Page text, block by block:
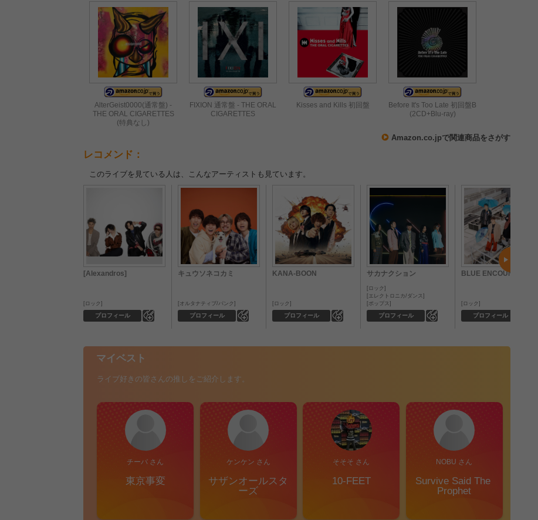
AlterGeist0000(通常盤) -
THE ORAL CIGARETTES
(特典なし)
FIXION 通常盤 - THE ORAL
CIGARETTES
Kisses and Kills 初回盤
Before It's Too Late 初回盤B
(2CD+Blu-ray)
Amazon.co.jpで関連商品をさがす
レコメンド：
このライブを見ている人は、こんなアーティストも見ています。
[Alexandros]
プロフィール
ロック
キュウソネコカミ
プロフィール
オルタナティブ/パンク
KANA-BOON
プロフィール
ロック
サカナクション
プロフィール
ロック
エレクトロニカ/ダンス
ポップス
BLUE ENCOUNT
プロフィール
ロック
マイベスト
ライブ好きの皆さんの推しをご紹介します。
チーバ さん
東京事変
ケンケン さん
サザンオールスタ
ーズ
そそそ さん
10-FEET
NOBU さん
Survive Said The
Prophet